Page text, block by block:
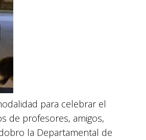
para celebrar el
de profesores, amigos,
la Departamental de